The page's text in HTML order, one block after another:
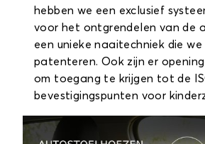
hebben we een exclusief
voor het ontgrendelen van de
een unieke naaitechniek die
patenteren. Ook zijn er
om toegang te krijgen tot de
bevestigingspunten voor